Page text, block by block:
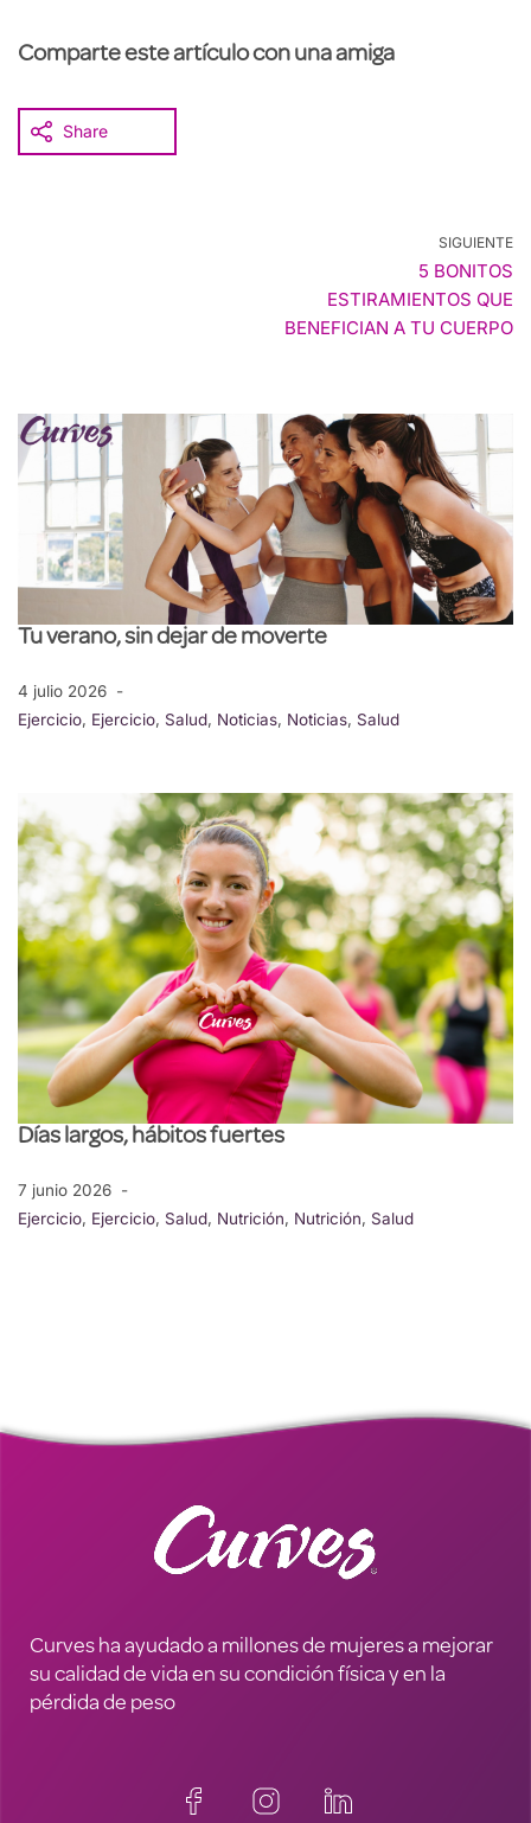
Comparte este artículo con una amiga
Share
SIGUIENTE
5 BONITOS
ESTIRAMIENTOS QUE
BENEFICIAN A TU CUERPO
Tu verano, sin dejar de moverte
4 julio 2026
Ejercicio, Ejercicio, Salud, Noticias, Noticias, Salud
Días largos, hábitos fuertes
7 junio 2026
Ejercicio, Ejercicio, Salud, Nutrición, Nutrición, Salud
Curves ha ayudado a millones de mujeres a mejorar
su calidad de vida en su condición física y en la
pérdida de peso